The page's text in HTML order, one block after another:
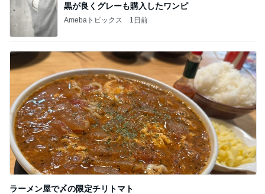
黒が良くグレーも購入したワンピ
Amebaトピックス 1日前
ラーメン屋で〆の限定チリトマト